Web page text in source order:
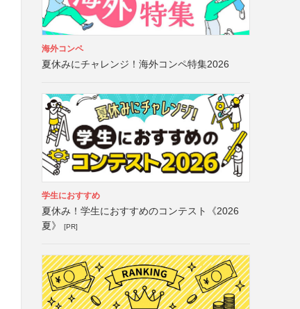
海外コンペ
夏休みにチャレンジ！海外コンペ特集2026
学生におすすめ
夏休み！学生におすすめのコンテスト《2026
夏》
[PR]